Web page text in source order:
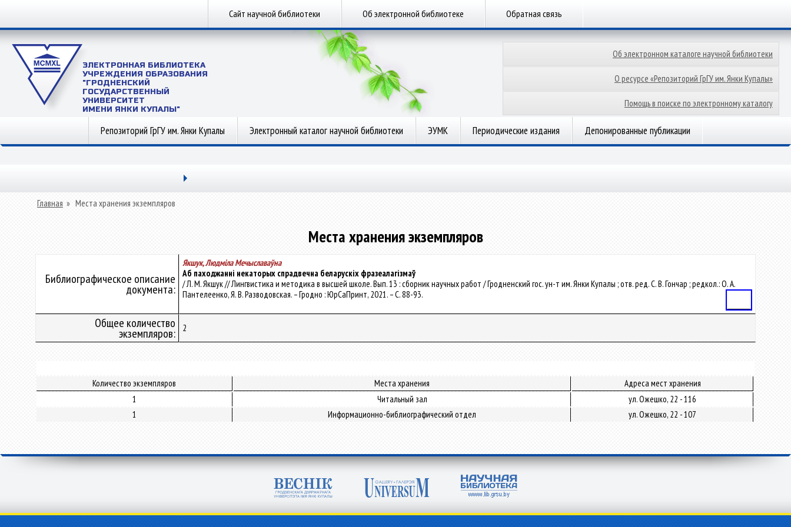
Сайт научной библиотеки Об электронной библиотеке Обратная связь
ЭЛЕКТРОННАЯ БИБЛИОТЕКА
УЧРЕЖДЕНИЯ ОБРАЗОВАНИЯ
"ГРОДНЕНСКИЙ
ГОСУДАРСТВЕННЫЙ
УНИВЕРСИТЕТ
ИМЕНИ ЯНКИ КУПАЛЫ"
Об электронном каталоге научной библиотеки
О ресурсе «Репозиторий ГрГУ им. Янки Купалы»
Помощь в поиске по электронному каталогу
Репозиторий ГрГУ им. Янки Купалы Электронный каталог научной библиотеки ЭУМК Периодические издания Депонированные публикации
Главная » Места хранения экземпляров
Места хранения экземпляров
Библиографическое описание
документа:
Якшук, Людміла Мечыславаўна
Аб паходжанні некаторых спрадвечна беларускіх фразеалагізмаў
/ Л. М. Якшук // Лингвистика и методика в высшей школе. Вып. 13 : сборник научных работ / Гродненский гос. ун-т им. Янки Купалы ; отв. ред. С. В. Гончар ; редкол.: О. А.
Пантелеенко, Я. В. Разводовская. – Гродно : ЮрСаПринт, 2021. – С. 88-93.
Общее количество
экземпляров: 2
Количество экземпляров Места хранения
Адреса мест хранения
1
Читальный зал
ул. Ожешко, 22 - 116
1
Информационно-библиографический отдел ул. Ожешко, 22 - 107